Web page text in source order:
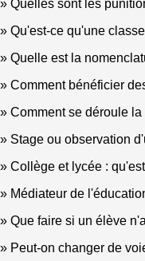
Quelles sont les
Qu'est-ce qu'une
Quelle est la
Comment bénéficier
Comment se déroule
Stage ou observation
Collège et lycée :
Médiateur de
Que faire si un élève
Peut-on changer de